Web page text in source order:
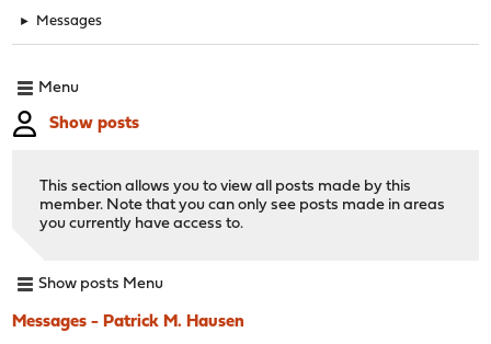
► Messages
Menu
Show posts
This section allows you to view all posts made by this
member. Note that you can only see posts made in areas
you currently have access to.
Show posts Menu
Messages - Patrick M. Hausen